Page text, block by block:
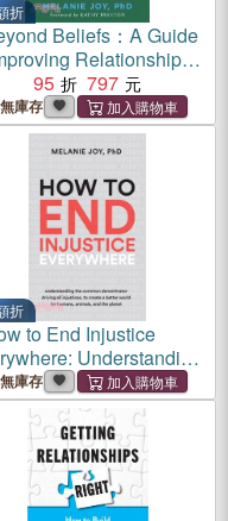
折
Beliefs：A Guide
Relationships
Communication for
Vegetarians, and
Eaters
95 797
無庫存
折
to End Injustice
Understanding
Common Denominator
All Injustices, to
a Better World for
Animals, and the
無庫存